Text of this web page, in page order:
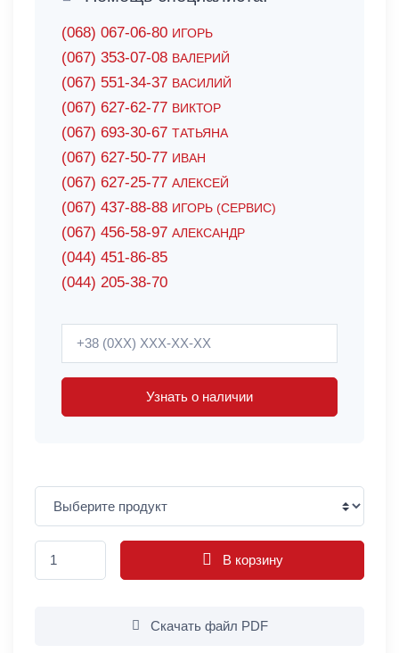
(068) 067-06-80 ИГОРЬ
(067) 353-07-08 ВАЛЕРИЙ
(067) 551-34-37 ВАСИЛИЙ
(067) 627-62-77 ВИКТОР
(067) 693-30-67 ТАТЬЯНА
(067) 627-50-77 ИВАН
(067) 627-25-77 АЛЕКСЕЙ
(067) 437-88-88 ИГОРЬ (СЕРВИС)
(067) 456-58-97 АЛЕКСАНДР
(044) 451-86-85
(044) 205-38-70
Узнать о наличии
В корзину
Скачать файл PDF